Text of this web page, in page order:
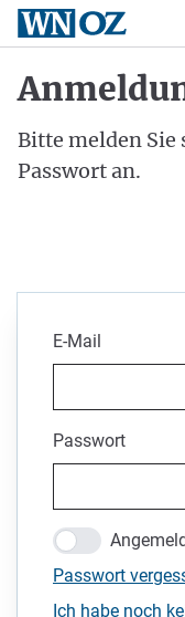
Bitte melden
Passwort an.
E-Mail
Passwort
Passwort
Ich habe noch